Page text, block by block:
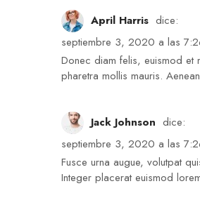
April Harris dice:
septiembre 3, 2020 a las
Donec diam felis, euismod et
pharetra mollis mauris.
Jack Johnson dice:
septiembre 3, 2020 a las
Fusce urna augue, volutpat
Integer placerat euismod